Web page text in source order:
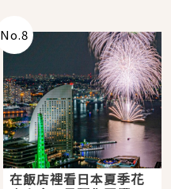
No.8
在飯店裡看日本夏季花